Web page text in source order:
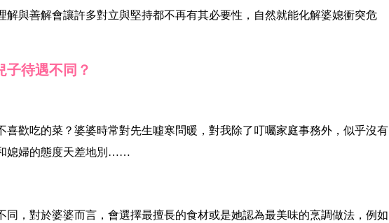
解與善解會讓許多對立與堅持都不再有其必要性，自然就能化解婆媳衝突危
待遇不同？
喜歡吃的菜？婆婆時常對先生噓寒問暖，對我除了叮囑家庭事務外，似乎沒有
媳婦的態度天差地別……
同，對於婆婆而言，會選擇最擅長的食材或是她認為最美味的烹調做法，例如